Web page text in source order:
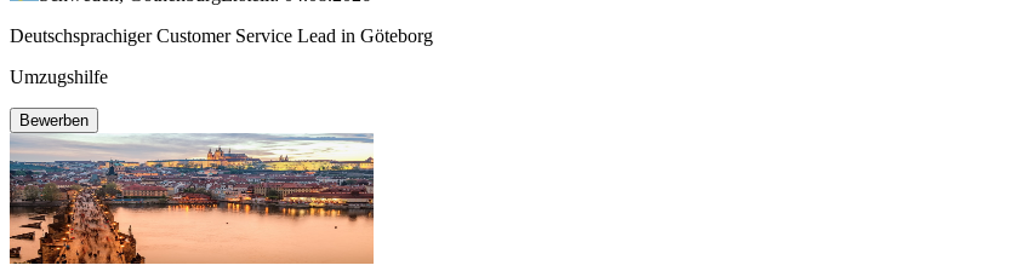
Deutschsprachiger Customer Service Lead in Göteborg
Umzugshilfe
Bewerben